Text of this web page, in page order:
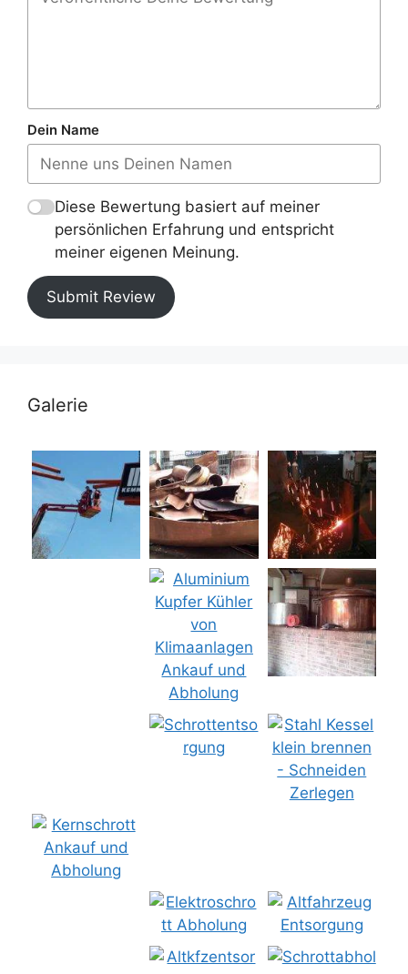
Dein Name
Diese Bewertung basiert auf meiner
persönlichen Erfahrung und entspricht
meiner eigenen Meinung.
Submit Review
Galerie